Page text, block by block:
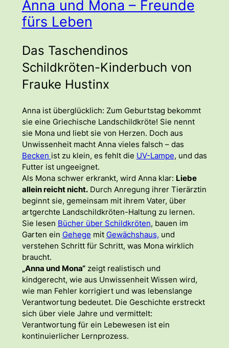
Anna und Mona – Freunde
fürs Leben
Das Taschendinos
Schildkröten-Kinderbuch von
Frauke Hustinx
Anna ist überglücklich: Zum Geburtstag bekommt
sie eine Griechische Landschildkröte! Sie nennt
sie Mona und liebt sie von Herzen. Doch aus
Unwissenheit macht Anna vieles falsch – das
Becken ist zu klein, es fehlt die UV-Lampe, und das
Futter ist ungeeignet.
Als Mona schwer erkrankt, wird Anna klar: Liebe
allein reicht nicht.Durch Anregung ihrer Tierärztin
beginnt sie, gemeinsam mit ihrem Vater, über
artgerchte Landschildkröten-Haltung zu lernen.
Sie lesen Bücher über Schildkröten, bauen im
Garten ein Gehege mit Gewächshaus, und
verstehen Schritt für Schritt, was Mona wirklich
braucht.
„Anna und Mona“zeigt realistisch und
kindgerecht, wie aus Unwissenheit Wissen wird,
wie man Fehler korrigiert und was lebenslange
Verantwortung bedeutet. Die Geschichte erstreckt
sich über viele Jahre und vermittelt:
Verantwortung für ein Lebewesen ist ein
kontinuierlicher Lernprozess.